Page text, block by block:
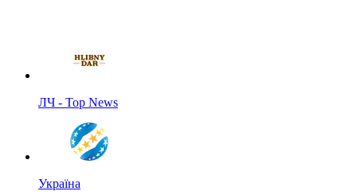
ЛЧ - Top News
Україна